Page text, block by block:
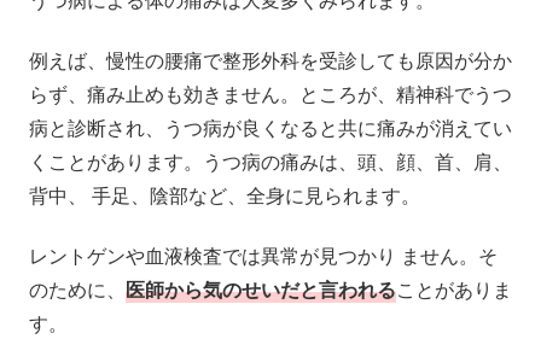
例えば、慢性の腰痛で整形外科を受診しても原因が分か
らず、痛み止めも効きません。ところが、精神科でうつ
病と診断され、うつ病が良くなると共に痛みが消えてい
くことがあります。うつ病の痛みは、頭、顔、首、肩、
背中、 手足、陰部など、全身に見られます。
レントゲンや血液検査では異常が見つかり ません。そ
のために、 医師から気のせいだと言われることがありま
す。